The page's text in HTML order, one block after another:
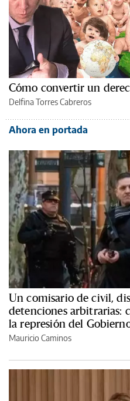
Cómo convertir un
Delfina Torres Cabreros
Ahora en portada
Un comisario de civil,
detenciones arbitrarias:
la represión del
Mauricio Caminos